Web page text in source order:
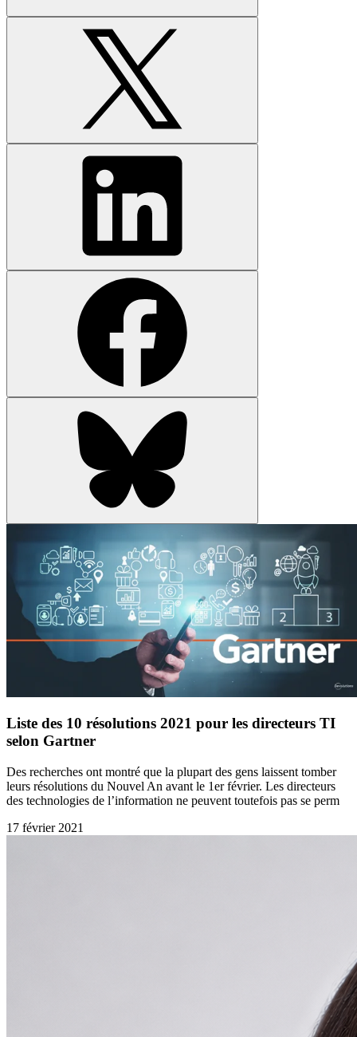
Liste des 10 résolutions 2021 pour les directeurs TI
selon Gartner
Des recherches ont montré que la plupart des gens laissent tomber
leurs résolutions du Nouvel An avant le 1er février. Les directeurs
des technologies de l’information ne peuvent toutefois pas se perm
17 février 2021